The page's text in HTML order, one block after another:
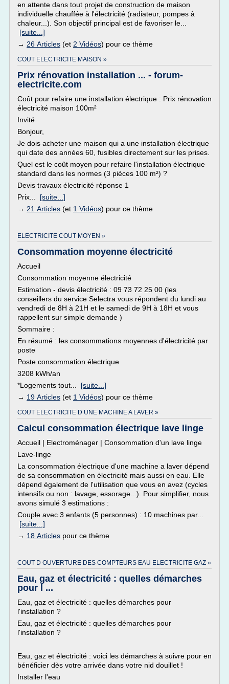
en attente dans tout projet de construction de maison
individuelle chauffée à l'électricité (radiateur, pompes à
chaleur...). Son objectif principal est de favoriser le...
[suite...]
→ 26 Articles (et 2 Vidéos) pour ce thème
COUT ELECTRICITE MAISON »
Prix rénovation installation ... - forum-
electricite.com
Coût pour refaire une installation électrique : Prix rénovation
électricité maison 100m²
Invité
Bonjour,
Je dois acheter une maison qui a une installation électrique
qui date des années 60, fusibles directement sur les prises.
Quel est le coût moyen pour refaire l'installation électrique
standard dans les normes (3 pièces 100 m²) ?
Devis travaux électricité réponse 1
Prix... [suite...]
→ 21 Articles (et 1 Vidéos) pour ce thème
ELECTRICITE COUT MOYEN »
Consommation moyenne électricité
Accueil
Consommation moyenne électricité
Estimation - devis électricité : 09 73 72 25 00 (les
conseillers du service Selectra vous répondent du lundi au
vendredi de 8H à 21H et le samedi de 9H à 18H et vous
rappellent sur simple demande )
Sommaire :
En résumé : les consommations moyennes d'électricité par
poste
Poste consommation électrique
3208 kWh/an
*Logements tout... [suite...]
→ 19 Articles (et 1 Vidéos) pour ce thème
COUT ELECTRICITE D UNE MACHINE A LAVER »
Calcul consommation électrique lave linge
Accueil | Electroménager | Consommation d'un lave linge
Lave-linge
La consommation électrique d'une machine a laver dépend
de sa consommation en électricité mais aussi en eau. Elle
dépend également de l'utilisation que vous en avez (cycles
intensifs ou non : lavage, essorage...). Pour simplifier, nous
avons simulé 3 estimations :
Couple avec 3 enfants (5 personnes) : 10 machines par...
[suite...]
→ 18 Articles pour ce thème
COUT D OUVERTURE DES COMPTEURS EAU ELECTRICITE GAZ »
Eau, gaz et électricité : quelles démarches
pour l ...
Eau, gaz et électricité : quelles démarches pour
l'installation ?
Eau, gaz et électricité : quelles démarches pour
l'installation ?
Eau, gaz et électricité : voici les démarches à suivre pour en
bénéficier dès votre arrivée dans votre nid douillet !
Installer l'eau